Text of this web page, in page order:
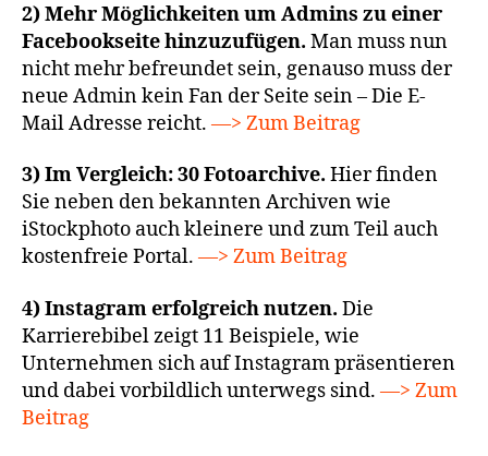
2) Mehr Möglichkeiten um Admins zu einer
Facebookseite hinzuzufügen. Man muss nun
nicht mehr befreundet sein, genauso muss der
neue Admin kein Fan der Seite sein – Die E-
Mail Adresse reicht. —> Zum Beitrag
3) Im Vergleich: 30 Fotoarchive. Hier finden
Sie neben den bekannten Archiven wie
iStockphoto auch kleinere und zum Teil auch
kostenfreie Portal. —> Zum Beitrag
4) Instagram erfolgreich nutzen. Die
Karrierebibel zeigt 11 Beispiele, wie
Unternehmen sich auf Instagram präsentieren
und dabei vorbildlich unterwegs sind. —> Zum
Beitrag